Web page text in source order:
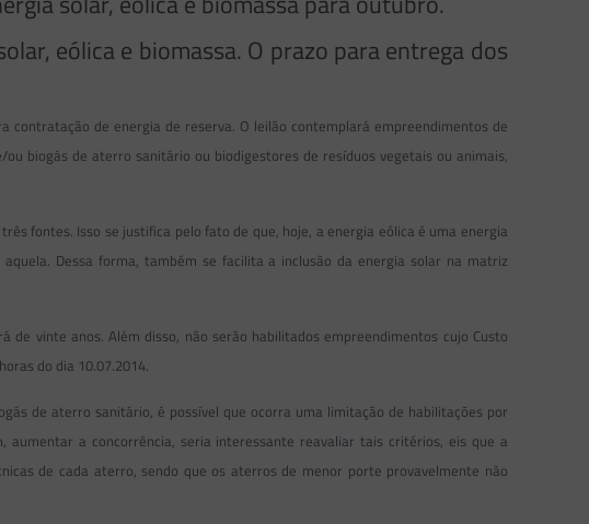
eólica e biomassa. O prazo para entrega dos
contratação de energia de reserva. O leilão contemplará empreendimentos de
biogás de aterro sanitário ou biodigestores de resíduos vegetais ou animais,
fontes. Isso se justifica pelo fato de que, hoje, a energia eólica é uma energia
Dessa forma, também se facilita a inclusão da energia solar na matriz
vinte anos. Além disso, não serão habilitados empreendimentos cujo Custo
do dia 10.07.2014.
de aterro sanitário, é possível que ocorra uma limitação de habilitações por
a concorrência, seria interessante reavaliar tais critérios, eis que a
de cada aterro, sendo que os aterros de menor porte provavelmente não